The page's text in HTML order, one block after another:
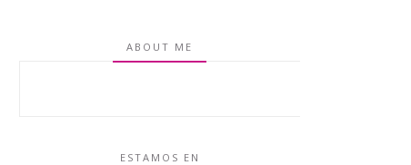
ABOUT ME
ESTAMOS EN